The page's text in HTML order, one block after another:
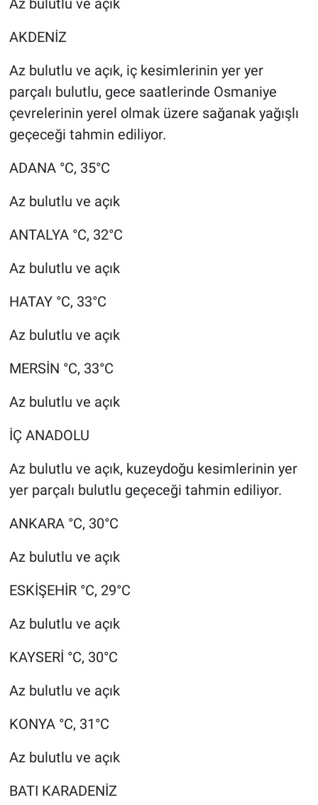
Az bulutlu ve açık
AKDENİZ
Az bulutlu ve açık, iç kesimlerinin yer yer
parçalı bulutlu, gece saatlerinde Osmaniye
çevrelerinin yerel olmak üzere sağanak yağışlı
geçeceği tahmin ediliyor.
ADANA °C, 35°C
Az bulutlu ve açık
ANTALYA °C, 32°C
Az bulutlu ve açık
HATAY °C, 33°C
Az bulutlu ve açık
MERSİN °C, 33°C
Az bulutlu ve açık
İÇ ANADOLU
Az bulutlu ve açık, kuzeydoğu kesimlerinin yer
yer parçalı bulutlu geçeceği tahmin ediliyor.
ANKARA °C, 30°C
Az bulutlu ve açık
ESKİŞEHİR °C, 29°C
Az bulutlu ve açık
KAYSERİ °C, 30°C
Az bulutlu ve açık
KONYA °C, 31°C
Az bulutlu ve açık
BATI KARADENİZ